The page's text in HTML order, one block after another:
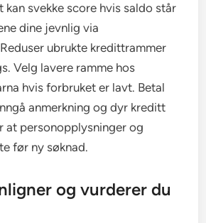
svekke score hvis saldo står
dine jevnlig via
ubrukte kredittrammer
Velg lavere ramme hos
hvis forbruket er lavt. Betal
anmerkning og dyr kreditt
at personopplysninger og
før ny søknad.
og vurderer du